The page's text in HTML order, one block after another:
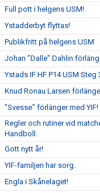
Full pott i helgens USM!
Ystadderbyt flyttas!
Publikfritt på helgens USM
Johan ”Dalle” Dahlin
Ystads IF HF P14 USM Steg
Knud Ronau Larsen
"Svesse" förlänger med YIF!
Regler och rutiner vid
Handboll.
Gott nytt år!
YIF-familjen har sorg.
Engla i Skånelaget!